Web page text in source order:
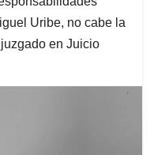
Uribe, no cabe la
en Juicio